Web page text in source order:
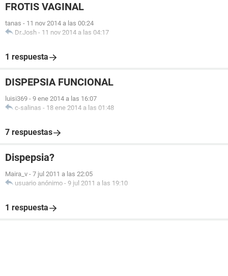
FROTIS VAGINAL
tanas - 11 nov 2014 a las 00:24
Dr.Josh - 11 nov 2014 a las 04:17
1 respuesta
DISPEPSIA FUNCIONAL
luisi369 - 9 ene 2014 a las 16:07
c-salinas - 18 ene 2014 a las 01:48
7 respuestas
Dispepsia?
Maira_v - 7 jul 2011 a las 22:05
usuario anónimo - 9 jul 2011 a las 19:10
1 respuesta